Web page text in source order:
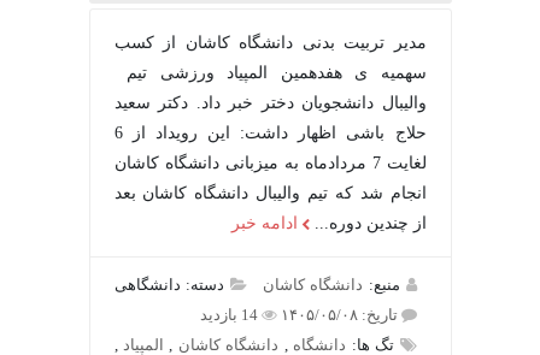
مدیر تربیت بدنی دانشگاه کاشان از کسب
سهمیه ی هفدهمین المپیاد ورزشی تیم
والیبال دانشجویان دختر خبر داد. دکتر سعید
حلاج باشی اظهار داشت: این رویداد از 6
لغایت 7 مردادماه به میزبانی دانشگاه کاشان
انجام شد که تیم والیبال دانشگاه کاشان بعد
از چندین دوره...
ادامه خبر
منبع:دانشگاه کاشان
دسته: دانشگاهی
تاریخ: ۱۴۰۵/۰۵/۰۸
14 بازدید
تگ ها: دانشگاه,دانشگاه کاشان ,المپیاد,